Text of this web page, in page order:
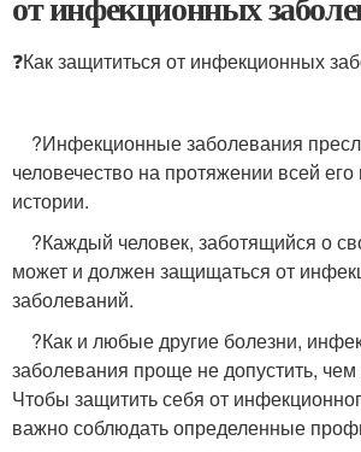
❓Как защититься от инфекционных
?Инфекционные заболевания
человечество на протяжении всей
истории.​
?Каждый человек, заботящийся о
может и должен защищаться от
заболеваний.
?Как и любые другие болезни,
заболевания проще не допустить, чем
Чтобы защитить себя от
важно соблюдать определенные